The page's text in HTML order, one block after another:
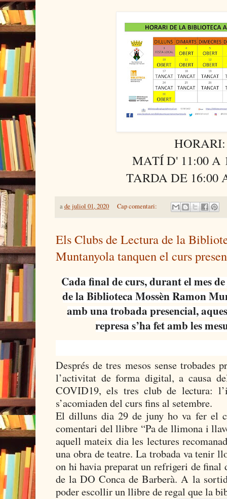
HORARI:
MATÍ D' 11:00 A
TARDA DE 16:00
ade juliol 01, 2020 Cap comentari:
Els Clubs de Lectura de la
Muntanyola tanquen el curs
Cada final de curs, durant el mes
de la Biblioteca Mossèn Ramon
amb una trobada presencial,
represa s’ha fet amb les
Després de tres mesos sense trobades
l’activitat de forma digital, a causa
COVID19, els tres club de lectura:
s’acomiaden del curs fins al setembre.
El dilluns dia 29 de juny ho va fer el
comentari del llibre “Pa de llimona i
aquell mateix dia les lectures
una obra de teatre. La trobada va tenir
on hi havia preparat un refrigeri de
de la DO Conca de Barberà. A la
poder escollir un llibre de regal que la